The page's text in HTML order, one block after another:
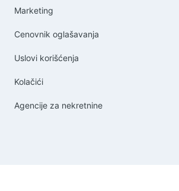
Marketing
Cenovnik oglašavanja
Uslovi korišćenja
Kolačići
Agencije za nekretnine